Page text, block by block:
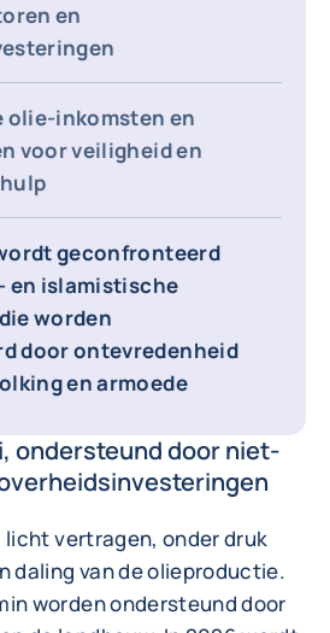
en
olie-inkomsten en
voor veiligheid en
geconfronteerd
en islamistische
worden
door ontevredenheid
en armoede
ondersteund door niet-
licht vertragen, onder druk
daling van de olieproductie.
worden ondersteund door